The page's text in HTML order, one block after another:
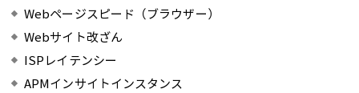
Webページスピード（ブラウザー）
Webサイト改ざん
ISPレイテンシー
APMインサイトインスタンス